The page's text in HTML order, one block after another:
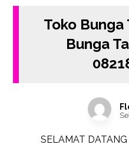
Toko
Bunga
SELAMAT